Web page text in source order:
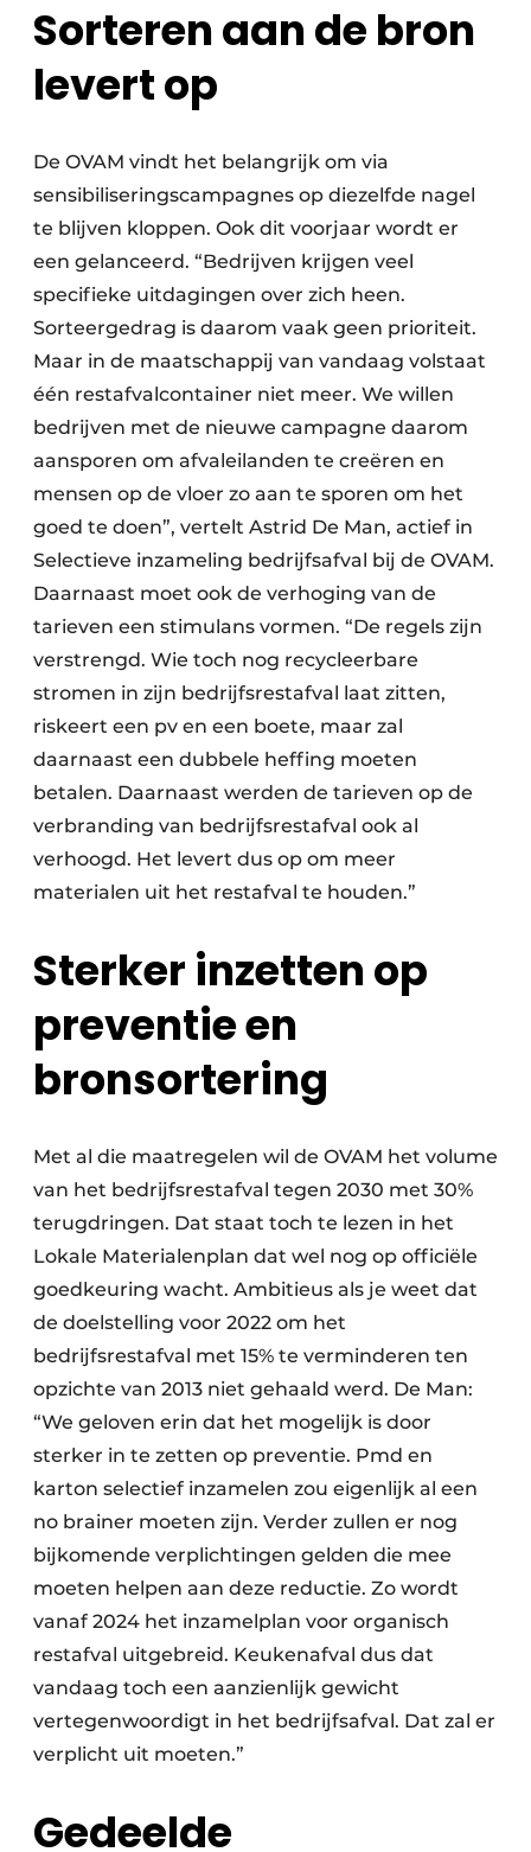
Sorteren aan de bron
levert op
De OVAM vindt het belangrijk om via
sensibiliseringscampagnes op diezelfde nagel
te blijven kloppen. Ook dit voorjaar wordt er
een gelanceerd. “Bedrijven krijgen veel
specifieke uitdagingen over zich heen.
Sorteergedrag is daarom vaak geen prioriteit.
Maar in de maatschappij van vandaag volstaat
één restafvalcontainer niet meer. We willen
bedrijven met de nieuwe campagne daarom
aansporen om afvaleilanden te creëren en
mensen op de vloer zo aan te sporen om het
goed te doen”, vertelt Astrid De Man, actief in
Selectieve inzameling bedrijfsafval bij de OVAM.
Daarnaast moet ook de verhoging van de
tarieven een stimulans vormen. “De regels zijn
verstrengd. Wie toch nog recycleerbare
stromen in zijn bedrijfsrestafval laat zitten,
riskeert een pv en een boete, maar zal
daarnaast een dubbele heffing moeten
betalen. Daarnaast werden de tarieven op de
verbranding van bedrijfsrestafval ook al
verhoogd. Het levert dus op om meer
materialen uit het restafval te houden.”
Sterker inzetten op
preventie en
bronsortering
Met al die maatregelen wil de OVAM het volume
van het bedrijfsrestafval tegen 2030 met 30%
terugdringen. Dat staat toch te lezen in het
Lokale Materialenplan dat wel nog op officiële
goedkeuring wacht. Ambitieus als je weet dat
de doelstelling voor 2022 om het
bedrijfsrestafval met 15% te verminderen ten
opzichte van 2013 niet gehaald werd. De Man:
“We geloven erin dat het mogelijk is door
sterker in te zetten op preventie. Pmd en
karton selectief inzamelen zou eigenlijk al een
no brainer moeten zijn. Verder zullen er nog
bijkomende verplichtingen gelden die mee
moeten helpen aan deze reductie. Zo wordt
vanaf 2024 het inzamelplan voor organisch
restafval uitgebreid. Keukenafval dus dat
vandaag toch een aanzienlijk gewicht
vertegenwoordigt in het bedrijfsafval. Dat zal er
verplicht uit moeten.”
Gedeelde